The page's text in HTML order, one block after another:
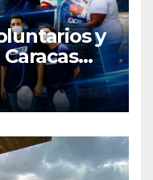
y
fuerzas
de